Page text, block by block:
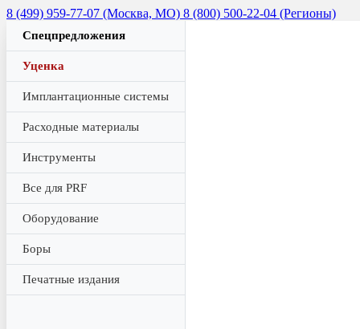
8 (499) 959-77-07 (Москва, МО) 8 (800) 500-22-04 (Регионы)
Спецпредложения
Уценка
Имплантационные системы
Расходные материалы
Инструменты
Все для PRF
Оборудование
Боры
Печатные издания